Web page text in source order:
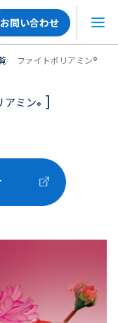
お問い合わせ
メ
ファイトポリアミン®
アミン®